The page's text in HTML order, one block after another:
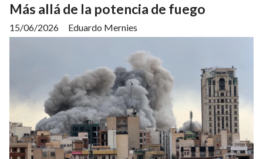
Más allá de la potencia de fuego
Eduardo Mernies
15/06/2026